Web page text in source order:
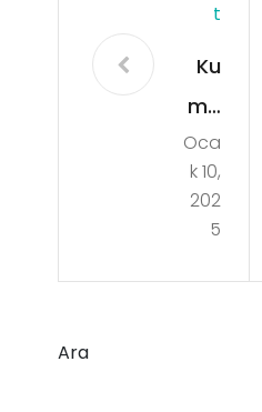
T
Ku
ma
r
Ba
ğım
Oca
k 10,
202
5
Ara